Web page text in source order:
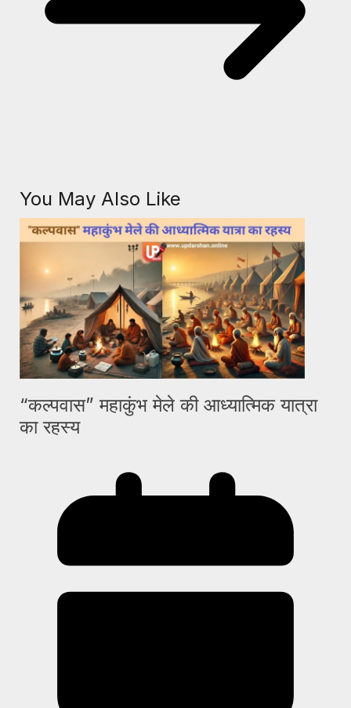
You May Also Like
“कल्पवास” महाकुंभ मेले की आध्यात्मिक यात्रा
का रहस्य